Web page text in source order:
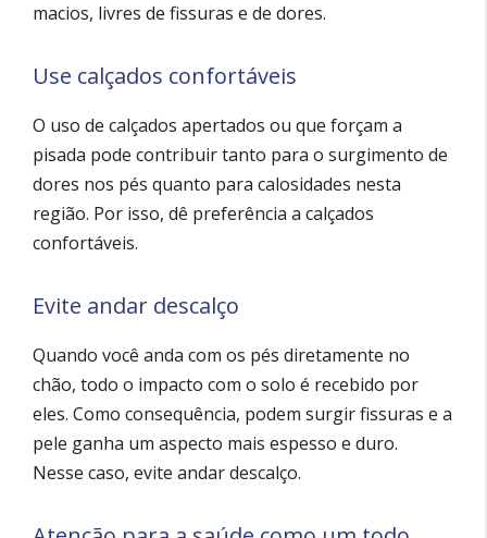
macios, livres de fissuras e de dores.
Use calçados confortáveis
O uso de calçados apertados ou que forçam a
pisada pode contribuir tanto para o surgimento de
dores nos pés quanto para calosidades nesta
região. Por isso, dê preferência a calçados
confortáveis.
Evite andar descalço
Quando você anda com os pés diretamente no
chão, todo o impacto com o solo é recebido por
eles. Como consequência, podem surgir fissuras e a
pele ganha um aspecto mais espesso e duro.
Nesse caso, evite andar descalço.